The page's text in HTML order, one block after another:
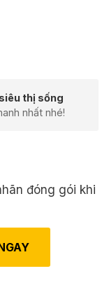
thị sống
nhất nhé!
đóng gói khi